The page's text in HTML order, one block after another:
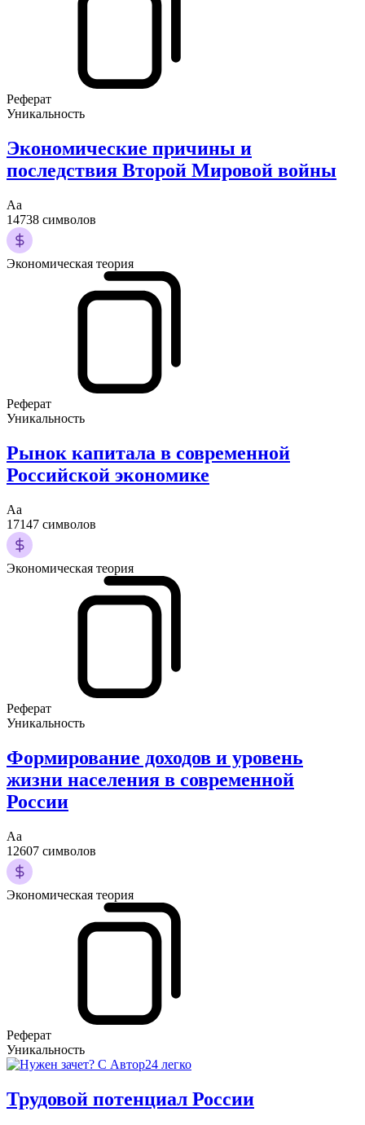
Реферат
Уникальность
Экономические причины и
последствия Второй Мировой войны
Аа
14738 символов
Экономическая теория
Реферат
Уникальность
Рынок капитала в современной
Российской экономике
Аа
17147 символов
Экономическая теория
Реферат
Уникальность
Формирование доходов и уровень
жизни населения в современной
России
Аа
12607 символов
Экономическая теория
Реферат
Уникальность
Трудовой потенциал России